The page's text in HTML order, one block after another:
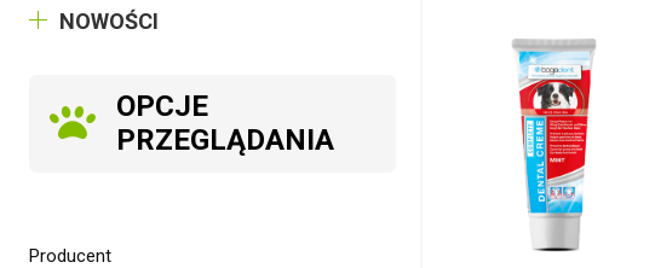
NOWOŚCI
OPCJE
PRZEGLĄDANIA
Producent